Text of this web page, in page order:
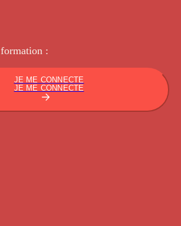
formation :
JE ME CONNECTE
JE ME CONNECTE